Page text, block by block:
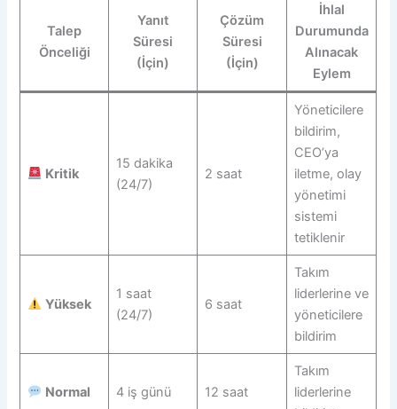
Talep
Önceliği
Yanıt
Süresi
(İçin)
Çözüm
Süresi
(İçin)
İhlal
Durumunda
Alınacak
Eylem
Kritik
15 dakika
(24/7)
2 saat
Yöneticilere
bildirim,
CEO’ya
iletme, olay
yönetimi
sistemi
tetiklenir
Yüksek
1 saat
(24/7)
6 saat
Takım
liderlerine ve
yöneticilere
bildirim
Normal 4 iş günü 12 saat
Takım
liderlerine